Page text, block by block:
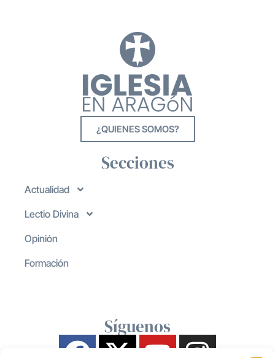
¿QUIENES SOMOS?
Secciones
Actualidad
Lectio Divina
Opinión
Formación
Síguenos